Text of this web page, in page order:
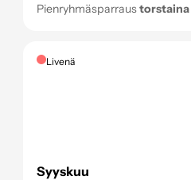
Pienryhmäsparraustorstaina
Livenä
Syyskuu